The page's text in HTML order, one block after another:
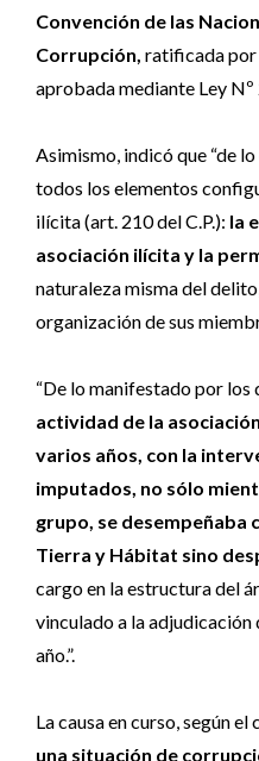
Convención de las
Corrupción, ratificada por
aprobada mediante Ley Nº
Asimismo, indicó que “de
todos los elementos
ilícita (art. 210 del C.P.): la
asociación ilícita y la
naturaleza misma del
organización de sus
“De lo manifestado por los
actividad de la
varios años, con la
imputados, no sólo
grupo, se desempeñaba
Tierra y Hábitat sino
cargo en la estructura del
vinculado a la adjudicación
año.”.
La causa en curso, según
una situación de